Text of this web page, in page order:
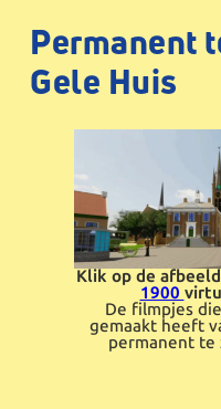
Permanent
Gele Huis
Klik op de
1900
De filmpjes
gemaakt heeft
permanent te